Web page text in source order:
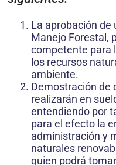
La aprobación de
Manejo Forestal,
competente para
los recursos
ambiente.
Demostración de
realizarán en
entendiendo por
para el efecto la
administración y
naturales
quien podrá